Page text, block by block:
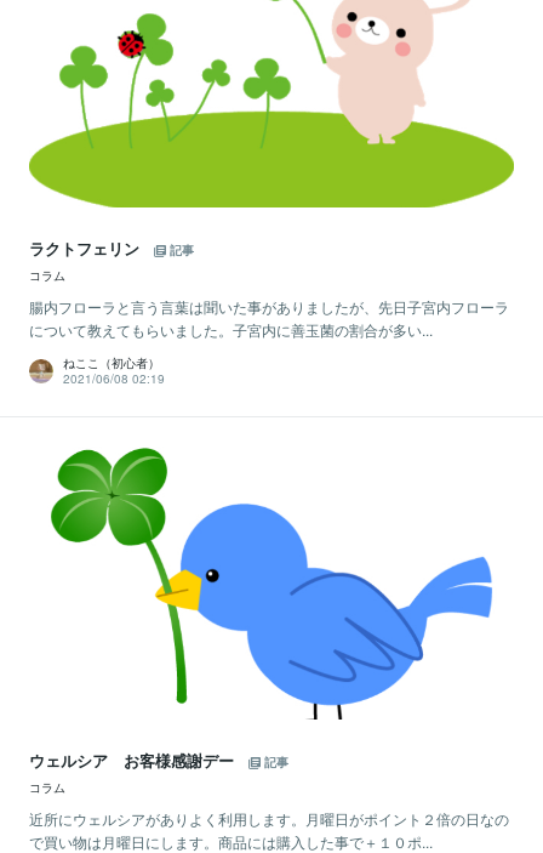
ラクトフェリン
記事
コラム
腸内フローラと言う言葉は聞いた事がありましたが、先日子宮内フローラ
について教えてもらいました。子宮内に善玉菌の割合が多い...
ねここ（初心者）
2021/06/08 02:19
ウェルシア お客様感謝デー
記事
コラム
近所にウェルシアがありよく利用します。月曜日がポイント２倍の日なの
で買い物は月曜日にします。商品には購入した事で＋１０ポ...